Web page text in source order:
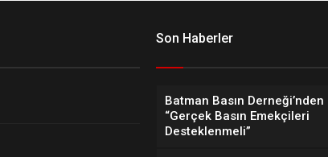
Son Haberler
Batman Basın Derneği’nden
“Gerçek Basın Emekçileri
Desteklenmeli”